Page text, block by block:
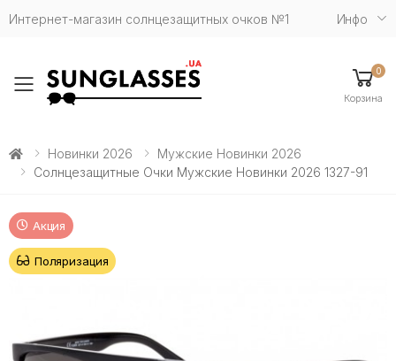
Интернет-магазин солнцезащитных очков №1 Инфо
Toggle mobile menu
0
Корзина
Новинки 2026
Мужские Новинки 2026
Солнцезащитные Очки Мужские Новинки 2026 1327-91
Акция
Поляризация